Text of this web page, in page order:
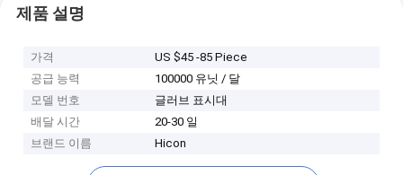
제품 설명
가격
US $45 -85 Piece
공급 능력
100000 유닛 / 달
모델 번호
글러브 표시대
배달 시간
20-30 일
브랜드 이름
Hicon